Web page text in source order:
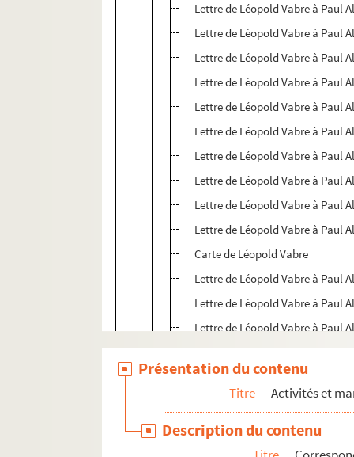
Lettre de Léopold Vabre à Paul
Lettre de Léopold Vabre à Paul
Lettre de Léopold Vabre à Paul
Lettre de Léopold Vabre à Paul
Lettre de Léopold Vabre à Paul
Lettre de Léopold Vabre à Paul
Lettre de Léopold Vabre à Paul
Lettre de Léopold Vabre à Paul
Lettre de Léopold Vabre à Paul
Lettre de Léopold Vabre à Paul
Carte de Léopold Vabre
Lettre de Léopold Vabre à Paul
Lettre de Léopold Vabre à Paul
Lettre de Léopold Vabre à Paul
Lettre de Léopold Vabre à Paul
Lettre de Léopold Vabre à Paul
Lettre de Léopold Vabre à Paul
Lettre de Léopold Vabre à Paul
Présentation du contenu
Titre Activités et
Description du contenu